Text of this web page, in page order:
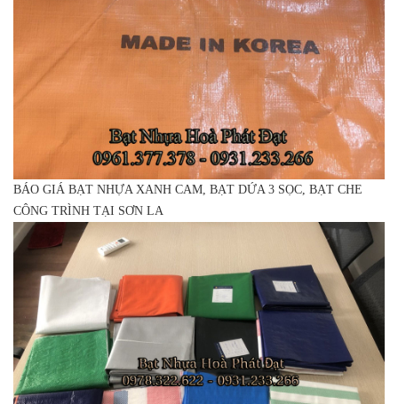
BÁO GIÁ BẠT NHỰA XANH CAM, BẠT DỨA 3 SỌC, BẠT CHE
CÔNG TRÌNH TẠI SƠN LA